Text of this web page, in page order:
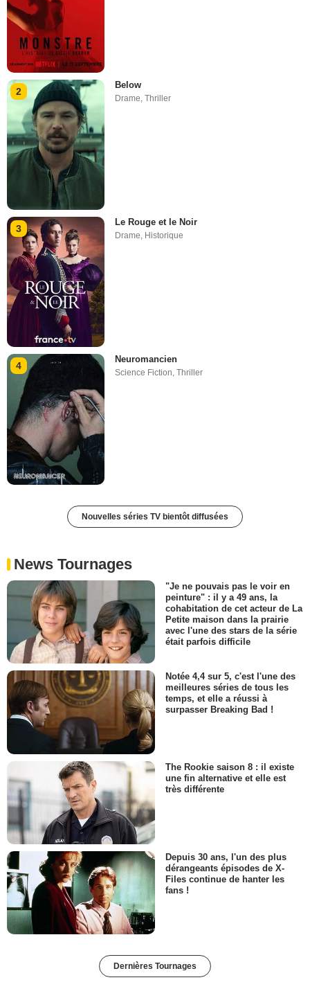
2
Below
Drame,Thriller
3
Le Rouge et le Noir
Drame, Historique
4
Neuromancien
Science Fiction,Thriller
Nouvelles séries TV bientôt diffusées
News Tournages
"Je ne pouvais pas le voir en
peinture" : il y a 49 ans, la
cohabitation de cet acteur de La
Petite maison dans la prairie
avec l'une des stars de la série
était parfois difficile
Notée 4,4 sur 5, c'est l'une des
meilleures séries de tous les
temps, et elle a réussi à
surpasser Breaking Bad !
The Rookie saison 8 : il existe
une fin alternative et elle est
très différente
Depuis 30 ans, l'un des plus
dérangeants épisodes de X-
Files continue de hanter les
fans !
Dernières Tournages